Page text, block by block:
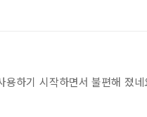
하기 시작하면서 불편해 졌